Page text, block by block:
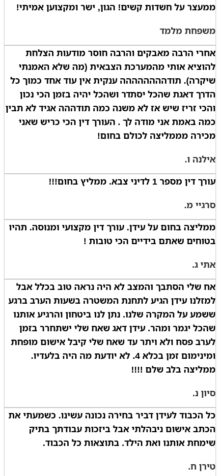
ממעצר על חשדות קשים! הגון, ישר ומקצוען אמיתי!
משפחת מלמד
אחרי הרבה מאבקים והרבה חוסר מודעות הצלחת
להוציא אותי מהמערכת הצבאית (מה שלא האמנתי
שיקרה). תודהההההההה ענקית אין עוד אחד כמוך כל
הדרך דאגת שהכל יסתדר ושהכל יהיה בזמן הכי נכון
והכי זריז שיש אז לא משנה כמה תודההה אגיד לא תבין
כמה באמת אני מודה לך . העורך דין הכי כריש שאני
מכירה מממליצה לכולם בחום!
אילנה ו.
עורך דין מספר 1 לדיני צבא. ממליץ בחום!!!
סרגיי מ.
ממליצה בחום על עידן. עורך דין מקצועי ומנוסה. תהיו
בטוחים שאתם בידיים הכי טובות !
אתי ג.
אח שלי הסתבך והמצב לא היה נראה טוב בכלל אבל
למזלנו עידן הגיע לתחנת המשטרה בשעות הערב ברגע
ששמע על המקרה שלנו. נתן לנו ביטחון והרגיע אותנו
שהכל יגמר ומהר. עידן דאג שאח שלי ישתחרר בזמן
לערב פסח ולא ויתר עד שאח שלי קיבל אישום מופחת
ומינימום זמן בכלא 4. לא יודעת מה היה בלעדיו.
ממליצה בלב שלם !!!!
סיון נ.
כל הכבוד לעידן דביר בחירה נכונה עשינו. כשמעתי את
הכתב אישום ניבהלתי אבל ביזכות עבודתך בתיק
שימחת אותנו ואת הילד. בתוצאות כל הכבוד.
טירן ח.